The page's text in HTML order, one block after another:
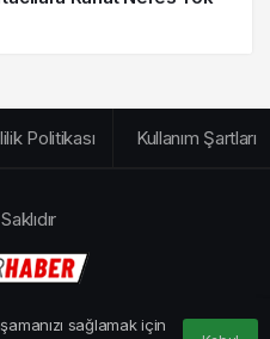
sağlamak için
Politikası Kullanım Şartları